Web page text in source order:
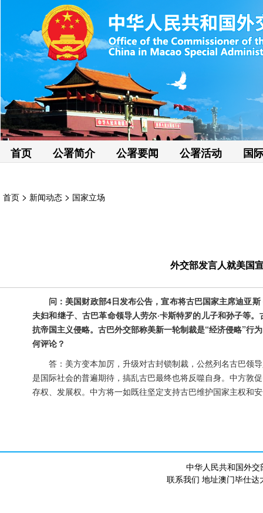
首页 公署简介 公署要闻 公署活动 国
首页 > 新闻动态 > 国家立场
外交部发言人就美国
问：美国财政部4日发布公告，宣布将古巴国家主席迪亚
夫妇和继子、古巴革命领导人劳尔·卡斯特罗的儿子和孙子等
抗帝国主义侵略。古巴外交部称美新一轮制裁是“经济侵略”行
何评论？
答：美方变本加厉，升级对古封锁制裁，公然列名古巴领
是国际社会的普遍期待，搞乱古巴最终也将反噬自身。中方敦
存权、发展权。中方将一如既往坚定支持古巴维护国家主权和
中华人民共和国外
联系我们 地址澳门毕仕